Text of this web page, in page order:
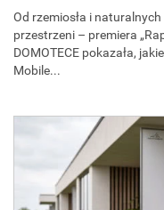
Od rzemiosła i
przestrzeni – premiera
DOMOTECE pokazała,
Mobile...